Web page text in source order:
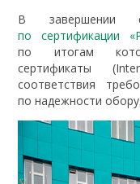
В завершении
по сертификации
по итогам
сертификаты
соответствия
по надежности